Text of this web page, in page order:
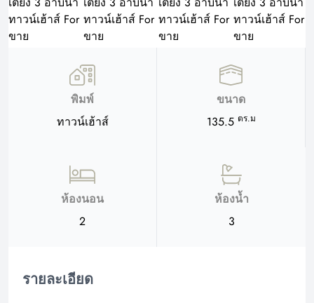
พิมพ์
ทาวน์เฮ้าส์
ขนาด
135.5 ตร.ม
ห้องนอน
2
ห้องน้ำ
3
รายละเอียด